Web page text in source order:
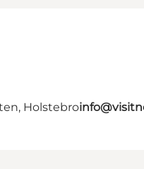
Holstebro